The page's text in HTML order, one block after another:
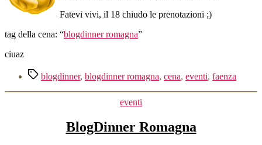
20
Fatevi vivi, il 18 chiudo le prenotazioni ;)
tag della cena: “blogdinner romagna”
ciuaz
Tagblogdinner, blogdinner romagna, cena, eventi, faenza
Categorie
eventi
BlogDinner Romagna